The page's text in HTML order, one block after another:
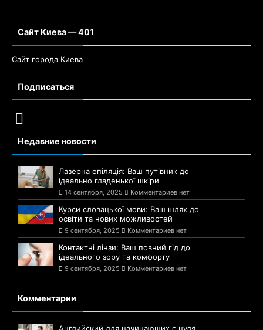
Сайт Киева — 401
Сайт города Киева
Подписаться
Недавние новости
Лазерна епіляція: Ваш путівник до
ідеально гладенької шкіри
14 сентября, 2025 Комментариев нет
Курси словацької мови: Ваш шлях до
освіти та нових можливостей
9 сентября, 2025 Комментариев нет
Контактні лінзи: Ваш повний гід до
ідеального зору та комфорту
9 сентября, 2025 Комментариев нет
Комментарии
Английский для начинающих с нуля